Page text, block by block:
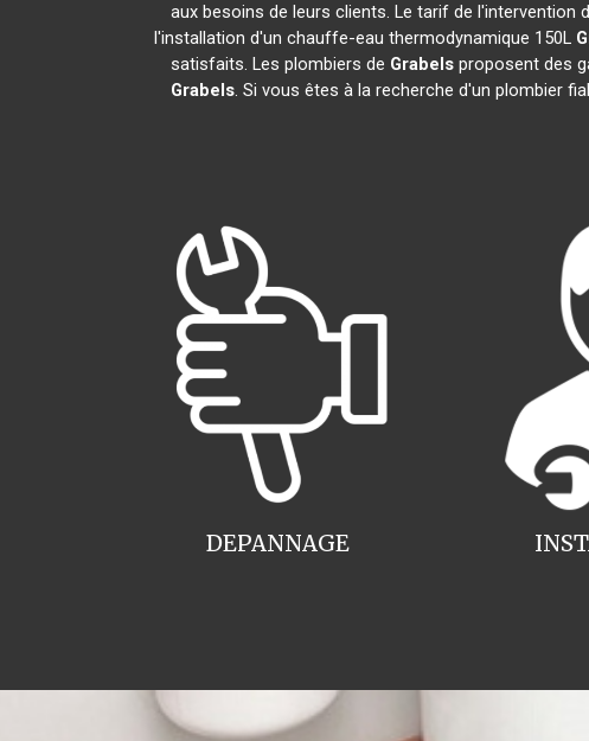
aux besoins de leurs clients. Le tarif de l'intervention
l'installation d'un chauffe-eau thermodynamique 150L
satisfaits. Les plombiers de Grabelsproposent des
Grabels. Si vous êtes à la recherche d'un plombier
DEPANNAGE